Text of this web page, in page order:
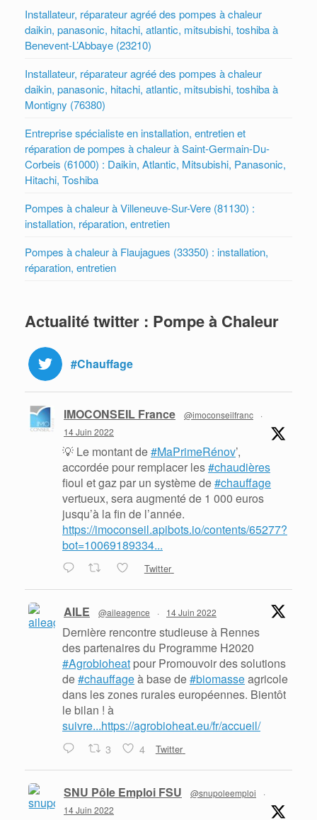
Installateur, réparateur agréé des pompes à chaleur
daikin, panasonic, hitachi, atlantic, mitsubishi, toshiba à
Benevent-L’Abbaye (23210)
Installateur, réparateur agréé des pompes à chaleur
daikin, panasonic, hitachi, atlantic, mitsubishi, toshiba à
Montigny (76380)
Entreprise spécialiste en installation, entretien et
réparation de pompes à chaleur à Saint-Germain-Du-
Corbeis (61000) : Daikin, Atlantic, Mitsubishi, Panasonic,
Hitachi, Toshiba
Pompes à chaleur à Villeneuve-Sur-Vere (81130) :
installation, réparation, entretien
Pompes à chaleur à Flaujagues (33350) : installation,
réparation, entretien
Actualité twitter : Pompe à Chaleur
#Chauffage
IMOCONSEIL France @imoconseilfranc
·
14 Juin 2022
💡 Le montant de#MaPrimeRénov’,
accordée pour remplacer les#chaudières
fioul et gaz par un système de#chauffage
vertueux, sera augmenté de 1 000 euros
jusqu’à la fin de l’année.
https://imoconseil.apibots.io/contents/65277?
bot=10069189334...
Twitter
AILE @aileagence · 14 Juin 2022
Dernière rencontre studieuse à Rennes
des partenaires du Programme H2020
#Agrobioheat pour Promouvoir des solutions
de#chauffageà base de#biomasseagricole
dans les zones rurales européennes. Bientôt
le bilan ! à
suivre...https://agrobioheat.eu/fr/accueil/
3 4 Twitter
SNU Pôle Emploi FSU @snupoleemploi
·
14 Juin 2022